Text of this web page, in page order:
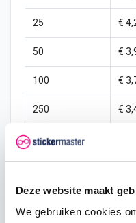
Deze website maakt
We gebruiken cookies
25 €
50 €
100 €
250 €
500